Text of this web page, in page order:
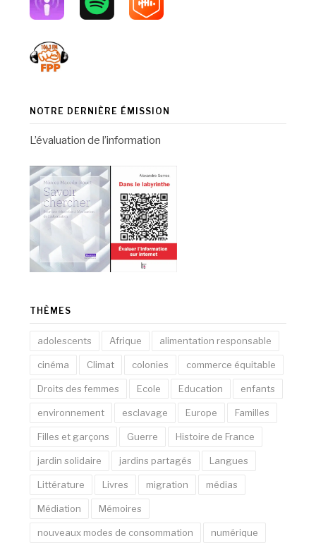
NOTRE DERNIÈRE ÉMISSION
L’évaluation de l’information
THÈMES
adolescents Afrique alimentation responsable
cinéma Climat colonies commerce équitable
Droits des femmes Ecole Education enfants
environnement esclavage Europe Familles
Filles et garçons Guerre Histoire de France
jardin solidaire jardins partagés Langues
Littérature Livres migration médias
Médiation Mémoires
nouveaux modes de consommation numérique